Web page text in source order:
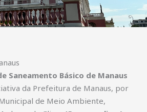
Saneamento Básico de Manaus
da Prefeitura de Manaus, por
de Meio Ambiente,